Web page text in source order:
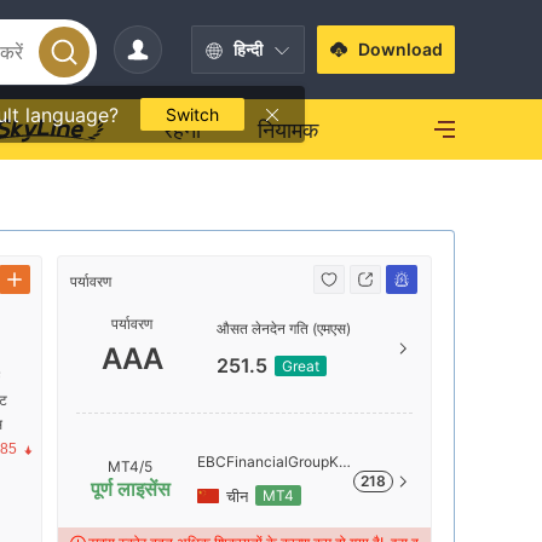
हिन्दी
language? Switch
Download
रहना नियामक
पर्यावरण
पर्यावरण
AAA
औसत लेनदेन गति (एमएस)
251.5 Great
MT4/5
पूर्ण लाइसेंस
EBCFinancialGroupKY
चीन MT4
218